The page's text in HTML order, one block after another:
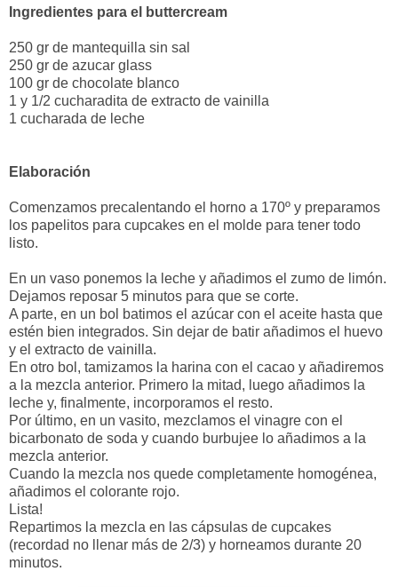
Ingredientes para el buttercream
250 gr de mantequilla sin sal
250 gr de azucar glass
100 gr de chocolate blanco
1 y 1/2 cucharadita de extracto de vainilla
1 cucharada de leche
Elaboración
Comenzamos precalentando el horno a 170º y preparamos
los papelitos para cupcakes en el molde para tener todo
listo.
En un vaso ponemos la leche y añadimos el zumo de limón.
Dejamos reposar 5 minutos para que se corte.
A parte, en un bol batimos el azúcar con el aceite hasta que
estén bien integrados. Sin dejar de batir añadimos el huevo
y el extracto de vainilla.
En otro bol, tamizamos la harina con el cacao y añadiremos
a la mezcla anterior. Primero la mitad, luego añadimos la
leche y, finalmente, incorporamos el resto.
Por último, en un vasito, mezclamos el vinagre con el
bicarbonato de soda y cuando burbujee lo añadimos a la
mezcla anterior.
Cuando la mezcla nos quede completamente homogénea,
añadimos el colorante rojo.
Lista!
Repartimos la mezcla en las cápsulas de cupcakes
(recordad no llenar más de 2/3) y horneamos durante 20
minutos.